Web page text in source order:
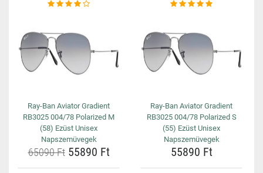
Ray-Ban Aviator Gradient
RB3025 004/78 Polarized M
(58) Ezüst Unisex
Napszemüvegek
65090 Ft55890 Ft
Ray-Ban Aviator Gradient
RB3025 004/78 Polarized S
(55) Ezüst Unisex
Napszemüvegek
55890 Ft